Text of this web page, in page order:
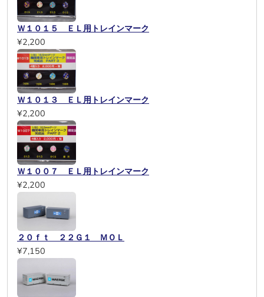
Ｗ１０１５ ＥＬ用トレインマーク
¥2,200
Ｗ１０１３ ＥＬ用トレインマーク
¥2,200
Ｗ１００７ ＥＬ用トレインマーク
¥2,200
２０ｆｔ ２２Ｇ１ ＭＯＬ
¥7,150